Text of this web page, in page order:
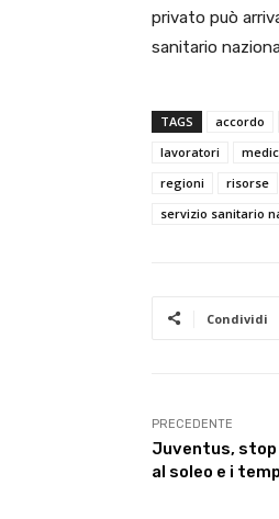
privato può
sanitario
TAGS accordo
lavoratori
regioni
risorse
servizio sanitario
Condividi
PRECEDENTE
Juventus, stop
al soleo e i